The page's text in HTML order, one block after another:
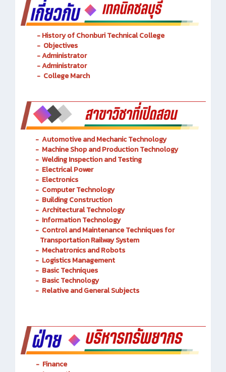
- History of Chonburi Technical College
- Objectives
- Administrator
- Administrator
- Automotive and MechanicTechnology
- Machine Shop and Production Technology
- Welding Inspection and Testing
- Electrical Power
- Electronics
- Computer Technology
- Building Construction
- Architectural Technology
- Information Technology
Control and Maintenance Techniques for
Transportation Railway System
- Mechatronics and Robots
- Logistics Management
- Basic Techniques
- Basic Technology